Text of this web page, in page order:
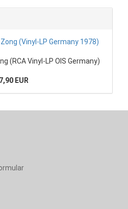
(RCA Vinyl-LP OIS Germany)
7,90 EUR